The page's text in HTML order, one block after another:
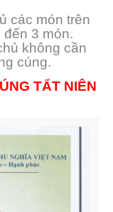
các món trên
3 món.
không cần
cúng.
TẤT NIÊN